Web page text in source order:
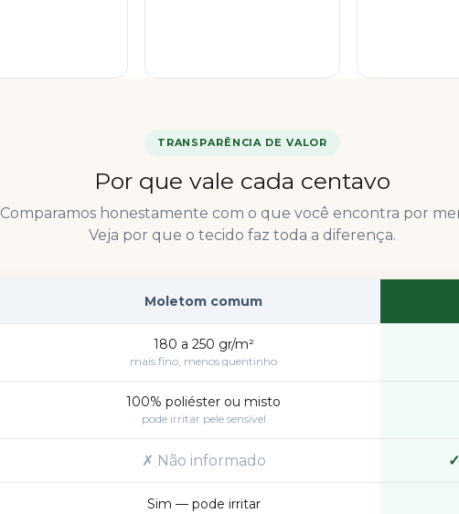
TRANSPARÊNCIA DE VALOR
Por que vale cada centavo
Comparamos honestamente com o que você encontra por
Veja por que o tecido faz toda a diferença.
Moletom comum
180 a 250 gr/m²
mais fino, menos quentinho
100% poliéster ou misto
pode irritar pele sensível
✗ Não informado ✓
Sim — pode irritar